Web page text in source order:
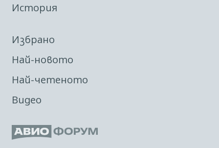
История
Избрано
Най-новото
Най-четеното
Видео